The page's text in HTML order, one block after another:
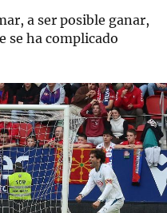
a ser posible ganar,
se ha complicado